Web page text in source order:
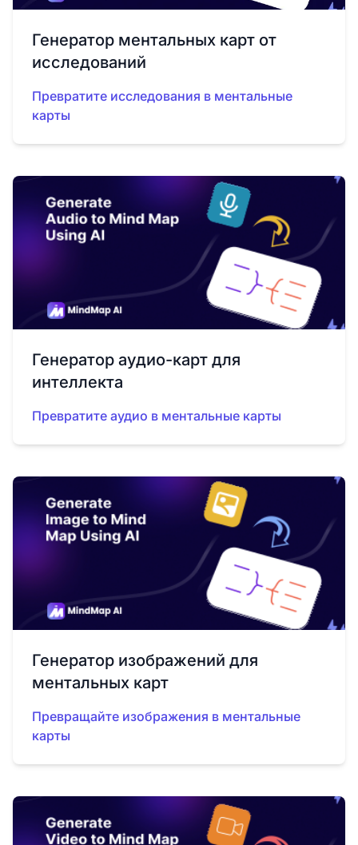
Генератор ментальных карт от
исследований
Превратите исследования в ментальные
карты
Генератор аудио-карт для
интеллекта
Превратите аудио в ментальные карты
Генератор изображений для
ментальных карт
Превращайте изображения в ментальные
карты